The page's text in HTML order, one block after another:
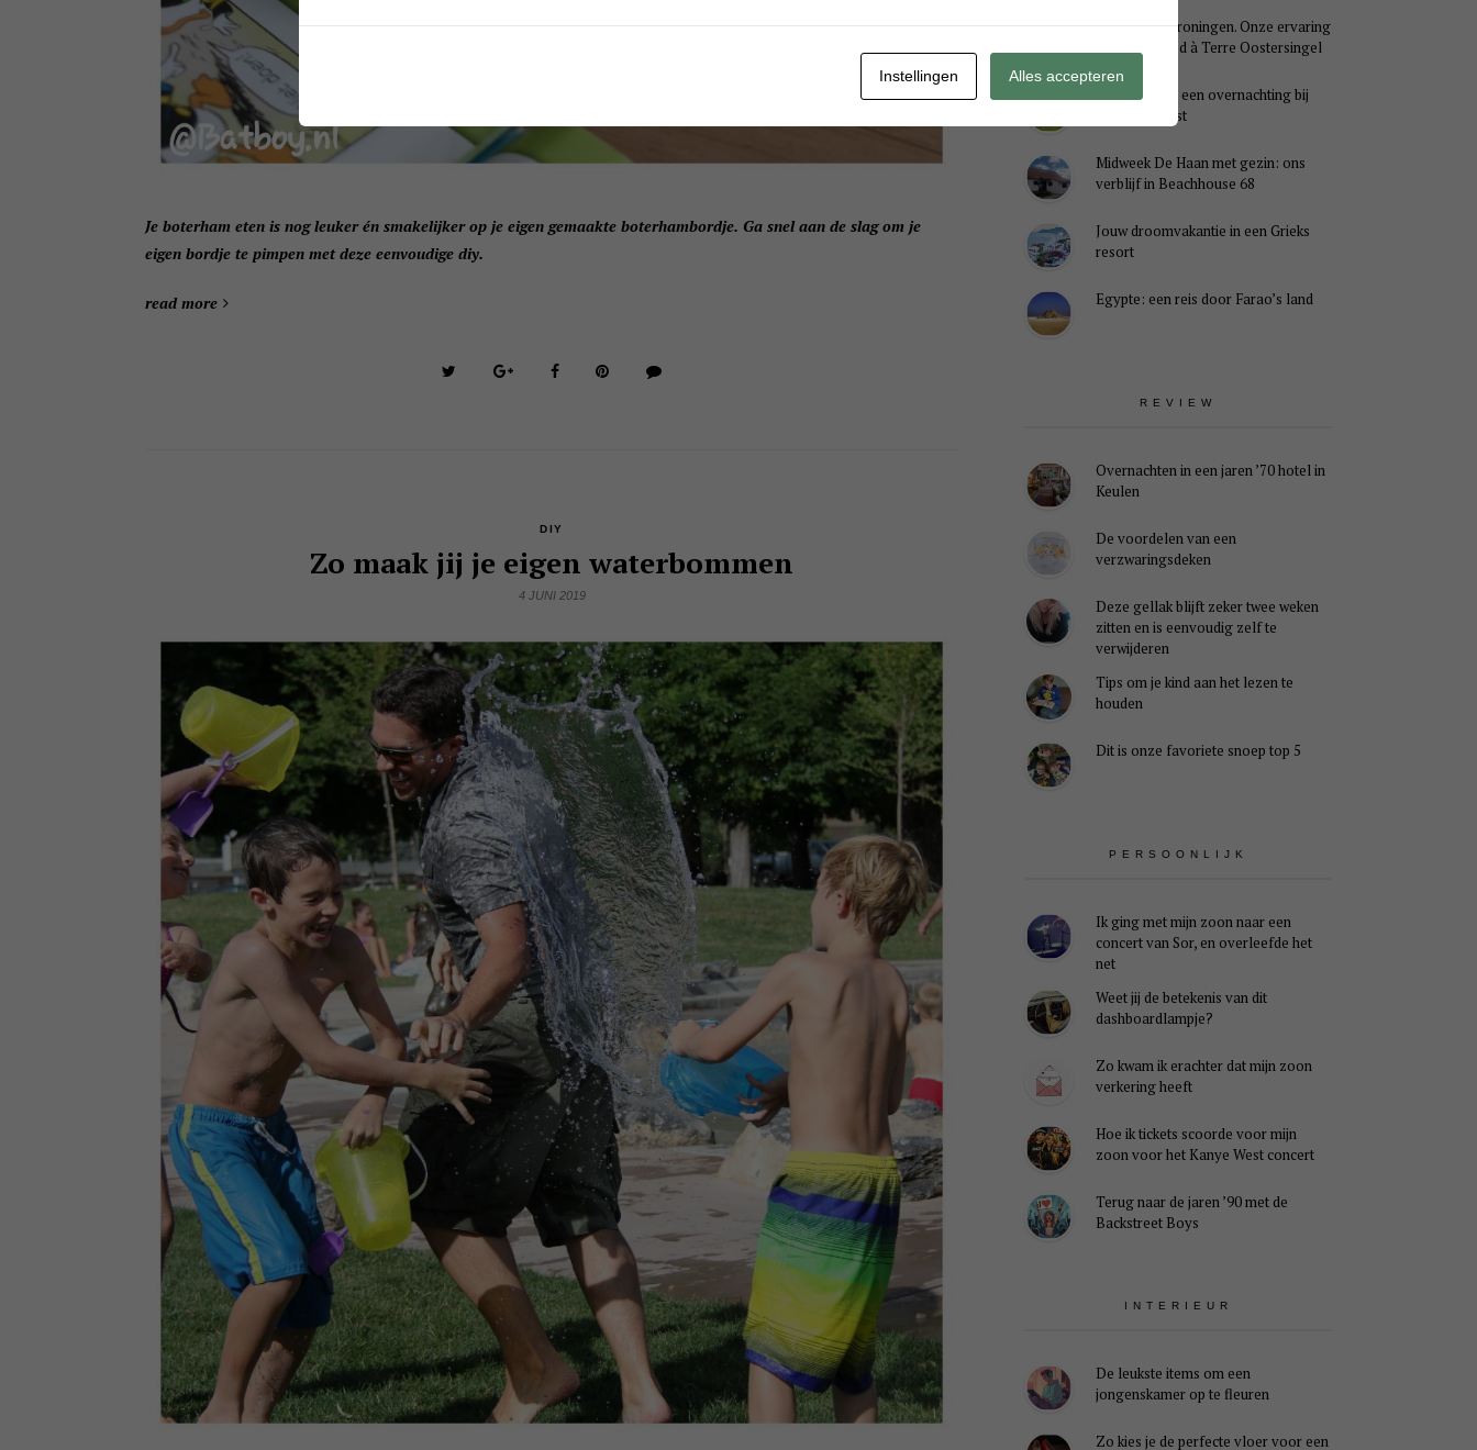
Je boterham eten is nog leuker én smakelijker op je eigen gemaakte boterhambordje. Ga snel aan de slag om je
eigen bordje te pimpen met deze eenvoudige diy.
read more
DIY
Zo maak jij je eigen waterbommen
4 JUNI 2019
Weekendje Groningen. Onze ervaring
met B&B Pied à Terre Oostersingel
Genieten van een overnachting bij
B&B Landlust
Midweek De Haan met gezin: ons
verblijf in Beachhouse 68
Jouw droomvakantie in een Grieks
resort
Egypte: een reis door Farao’s land
REVIEW
Overnachten in een jaren ’70 hotel in
Keulen
De voordelen van een
verzwaringsdeken
Deze gellak blijft zeker twee weken
zitten en is eenvoudig zelf te
verwijderen
Tips om je kind aan het lezen te
houden
Dit is onze favoriete snoep top 5
PERSOONLIJK
Ik ging met mijn zoon naar een
concert van Sor, en overleefde het
net
Weet jij de betekenis van dit
dashboardlampje?
Zo kwam ik erachter dat mijn zoon
verkering heeft
Hoe ik tickets scoorde voor mijn
zoon voor het Kanye West concert
Terug naar de jaren ’90 met de
Backstreet Boys
INTERIEUR
De leukste items om een
jongenskamer op te fleuren
Zo kies je de perfecte vloer voor een
Instellingen Alles accepteren